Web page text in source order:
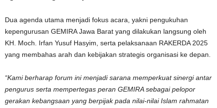
Dua agenda utama menjadi fokus acara, yakni pengukuhan
kepengurusan GEMIRA Jawa Barat yang dilakukan langsung oleh
KH. Moch. Irfan Yusuf Hasyim, serta pelaksanaan RAKERDA 2025
yang membahas arah dan kebijakan strategis organisasi ke depan.
“Kami berharap forum ini menjadi sarana memperkuat sinergi antar
pengurus serta mempertegas peran GEMIRA sebagai pelopor
gerakan kebangsaan yang berpijak pada nilai-nilai Islam rahmatan